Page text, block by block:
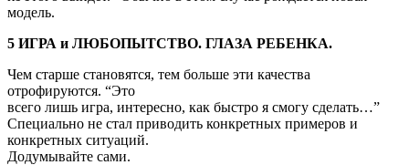
модель.
5 ИГРА и ЛЮБОПЫТСТВО. ГЛАЗА РЕБЕНКА.
Чем старше становятся, тем больше эти качества
отрофируются. “Это
всего лишь игра, интересно, как быстро я смогу сделать…”
Специально не стал приводить конкретных примеров и
конкретных ситуаций.
Додумывайте сами.